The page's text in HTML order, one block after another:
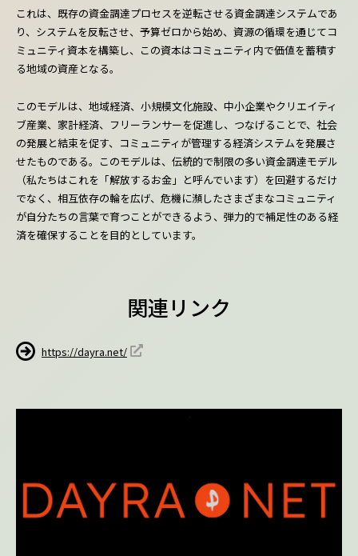
これは、既存の資金調達プロセスを逆転させる資金調達システムであ
り、システムを反転させ、予算ゼロから始め、資源の循環を通じてコ
ミュニティ資本を構築し、この資本はコミュニティ内で価値を蓄積す
る地域の資産となる。
このモデルは、地域経済、小規模文化施設、中小企業やクリエイティ
ブ産業、家計経済、フリーランサーを促進し、つなげることで、社会
の発展と結束を促す、コミュニティが管理する経済システムを発展さ
せたものである。このモデルは、伝統的で制限の多い資金調達モデル
（私たちはこれを「解放するお金」と呼んでいます）を回避するだけ
でなく、相互依存の輪を広げ、危機に瀕したさまざまなコミュニティ
が自分たちの言葉で育つことができるよう、弾力的で補足性のある経
済を確保することを目的としています。
関連リンク
https://dayra.net/